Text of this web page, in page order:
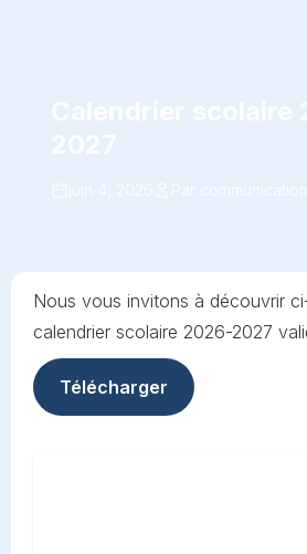
Nous vous invitons à découvrir
calendrier scolaire 2026-2027
Télécharger